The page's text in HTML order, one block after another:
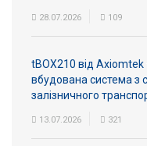
28.07.2026 109
tBOX210 від
вбудована система з
залізничного
13.07.2026 321